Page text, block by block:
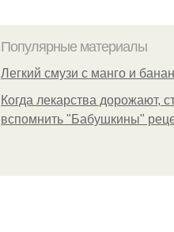
Популярные материалы
Легкий смузи с манго и
Когда лекарства дорожают,
вспомнить "Бабушкины"